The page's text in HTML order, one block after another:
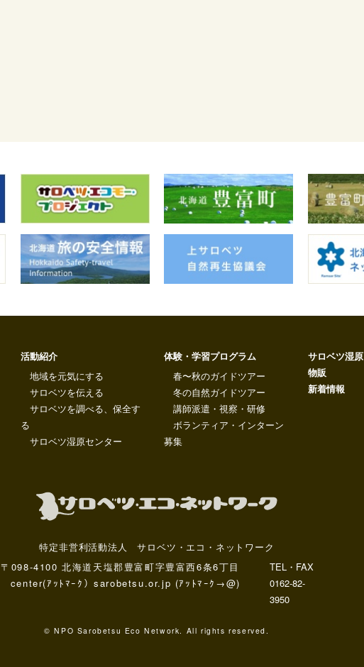
活動紹介
地域を元気にする
サロベツを伝える
サロベツを調べる、保全す
る
サロベツ湿原センター
体験・学習プログラム
春〜秋のガイドツアー
冬の自然ガイドツアー
講師派遣・視察・研修
ボランティア・インターン
募集
サロベツ湿原
物販
新着情報
特定非営利活動法人 サロベツ・エコ・ネットワーク
〒098-4100 北海道天塩郡豊富町字豊富西6条6丁目
center(ｱｯﾄﾏｰｸ）sarobetsu.or.jp (ｱｯﾄﾏｰｸ→@)
TEL・FAX
0162-82-
3950
© NPO Sarobetsu Eco Network. All rights reserved.